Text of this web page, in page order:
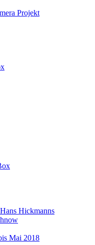
Projekt
Hickmanns
Mai 2018